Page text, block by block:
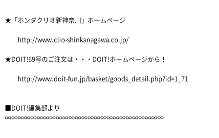
★「ホンダクリオ新神奈川」ホームページ
http://www.clio-shinkanagawa.co.jp/
★DOIT!69号のご注文は・・・DOIT!ホームページから！
http://www.doit-fun.jp/basket/goods_detail.php?id=1_71
■DOIT!編集部より
∞∞∞∞∞∞∞∞∞∞∞∞∞∞∞∞∞∞∞∞∞∞∞∞∞